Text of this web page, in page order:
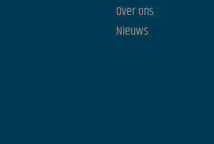
Over ons
Nieuws